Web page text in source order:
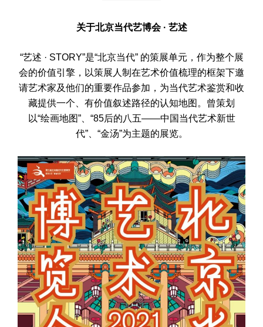
关于北京当代艺博会 · 艺述
“艺述 · STORY”是“北京当代” 的策展单元，作为整个展
会的价值引擎，以策展人制在艺术价值梳理的框架下邀
请艺术家及他们的重要作品参加，为当代艺术鉴赏和收
藏提供一个、有价值叙述路径的认知地图。曾策划
以“绘画地图”、“85后的八五——中国当代艺术新世
代”、“金汤”为主题的展览。